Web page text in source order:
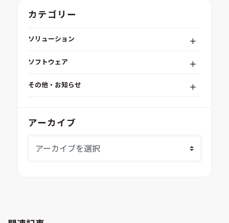
カテゴリー
ソリューション
組込みソフトウェア開発プラットフォーム
システムシミュレーション
ソフトウェア
modeFRONTIER
Ansys SCADE
その他・お知らせ
IDAJからのお知らせ
アーカイブ